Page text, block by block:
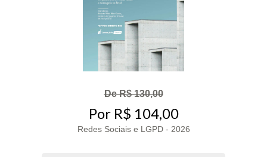
De R$ 130,00
Por R$ 104,00
Redes Sociais e LGPD - 2026